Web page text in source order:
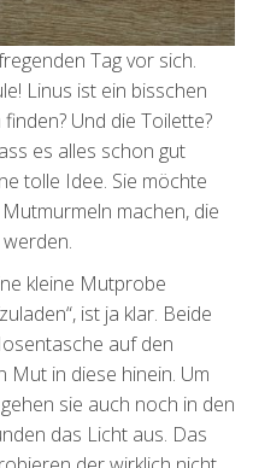
Tag vor sich.
Linus ist ein bisschen
Und die Toilette?
es alles schon gut
tolle Idee. Sie möchte
machen, die
kleine Mutprobe
ist ja klar. Beide
auf den
Mut in diese hinein. Um
sie auch noch in den
das Licht aus. Das